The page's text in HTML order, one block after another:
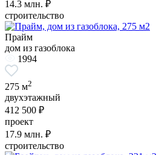
14.3 млн. ₽
строительство
Прайм
дом из газоблока
1994
275 м2
двухэтажный
412 500 ₽
проект
17.9 млн. ₽
строительство